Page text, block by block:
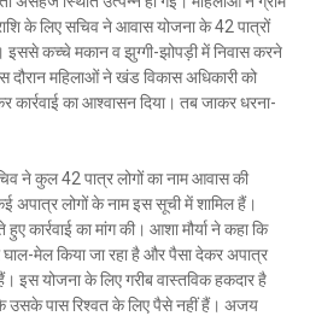
06 2022
बारात कल
28 2022
नमूनों में 19 में मिली मिलावट
14 2022
लपेटे में पहुंचा युवक अस्पताल, मची अफरा
14 2022
के पन्नों में विलुप्त हो गये स्वतंत्रता
22 2024
के लिए सचिव ने आवास योजना के 42 पात्रों
इससे कच्चे मकान व झुग्गी-झोपड़ी में निवास करने
दौरान महिलाओं ने खंड विकास अधिकारी को
कार्रवाई का आश्वासन दिया। तब जाकर धरना-
ने कुल 42 पात्र लोगों का नाम आवास की
अपात्र लोगों के नाम इस सूची में शामिल हैं।
कार्रवाई का मांग की। आशा मौर्या ने कहा कि
मेल किया जा रहा है और पैसा देकर अपात्र
इस योजना के लिए गरीब वास्तविक हकदार है
उसके पास रिश्वत के लिए पैसे नहीं हैं। अजय